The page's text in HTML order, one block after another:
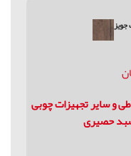
و سایر تجهیزات چوبی